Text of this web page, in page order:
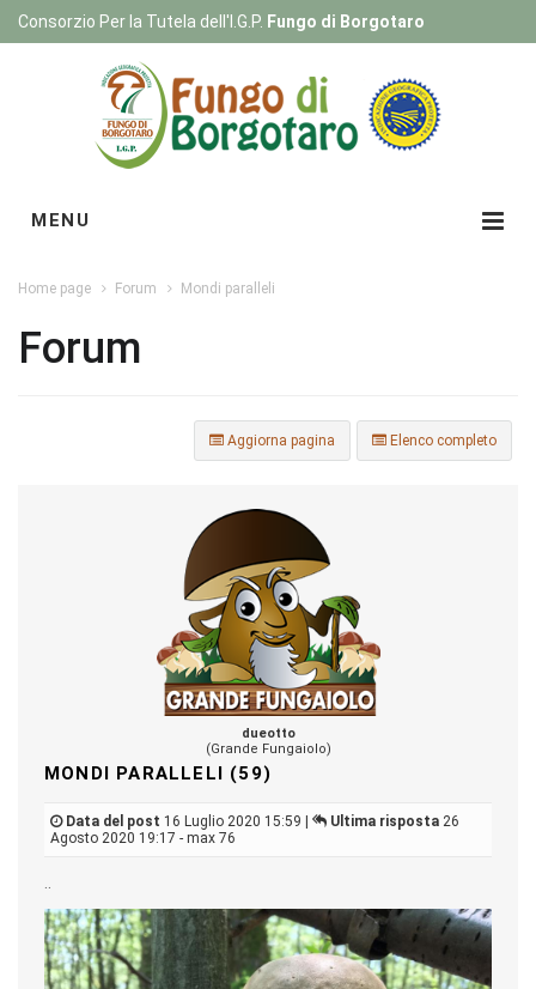
Consorzio Per la Tutela dell'I.G.P. Fungo di Borgotaro
MENU
Home page Forum Mondi paralleli
Forum
Elenco completo
Aggiorna pagina
dueotto
(Grande Fungaiolo)
MONDI PARALLELI (59)
Data del post 16 Luglio 2020 15:59 | Ultima risposta 26
Agosto 2020 19:17 - max 76
..